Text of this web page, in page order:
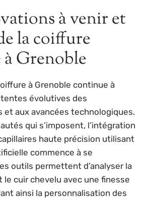
à venir et
la coiffure
Grenoble
à Grenoble continue à
évolutives des
et aux avancées technologiques.
qui s’imposent, l’intégration
haute précision utilisant
commence à se
outils permettent d’analyser la
le cuir chevelu avec une finesse
ainsi la personnalisation des